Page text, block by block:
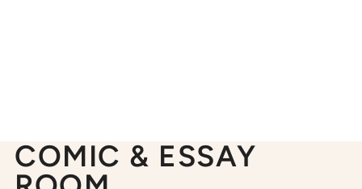
COMIC & ESSAY